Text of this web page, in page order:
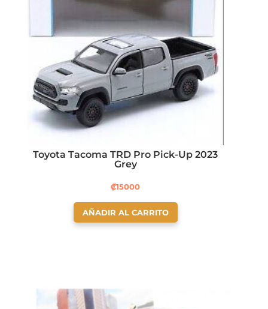
Toyota Tacoma TRD Pro Pick-Up 2023
Grey
₡15000
AÑADIR AL CARRITO